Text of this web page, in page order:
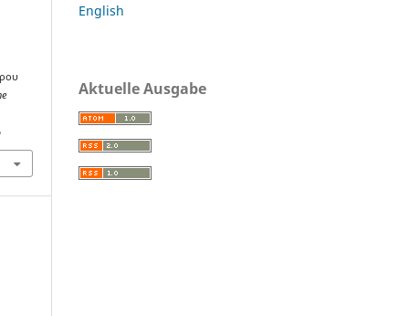
English
Aktuelle Ausgabe